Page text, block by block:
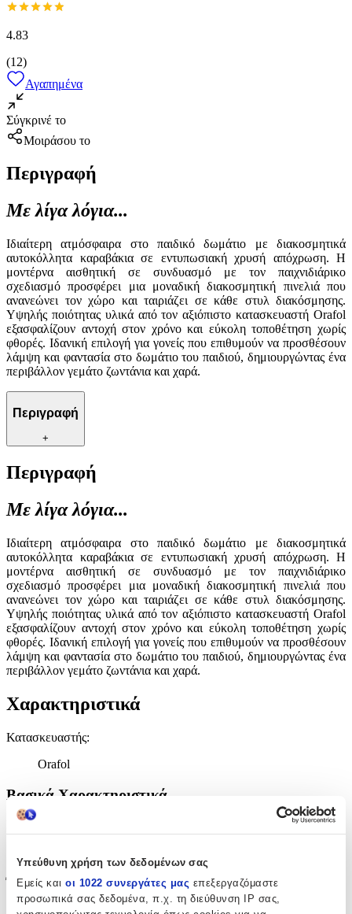
Υπεύθυνη χρήση των δεδομένων σας
Εμείς και οι 1022 συνεργάτες μας επεξεργαζόμαστε
προσωπικά σας δεδομένα, π.χ. τη διεύθυνση IP σας,
4.83
(12)
Αγαπημένα
Σύγκρινέ το
Μοιράσου το
Περιγραφή
Με λίγα λόγια...
Ιδιαίτερη ατμόσφαιρα στο παιδικό δωμάτιο με διακοσμητικά
αυτοκόλλητα καραβάκια σε εντυπωσιακή χρυσή απόχρωση. Η
μοντέρνα αισθητική σε συνδυασμό με τον παιχνιδιάρικο
σχεδιασμό προσφέρει μια μοναδική διακοσμητική πινελιά που
ανανεώνει τον χώρο και ταιριάζει σε κάθε στυλ διακόσμησης.
Υψηλής ποιότητας υλικά από τον αξιόπιστο κατασκευαστή Orafol
εξασφαλίζουν αντοχή στον χρόνο και εύκολη τοποθέτηση χωρίς
φθορές. Ιδανική επιλογή για γονείς που επιθυμούν να προσθέσουν
λάμψη και φαντασία στο δωμάτιο του παιδιού, δημιουργώντας ένα
περιβάλλον γεμάτο ζωντάνια και χαρά.
Περιγραφή
+
Περιγραφή
Με λίγα λόγια...
Ιδιαίτερη ατμόσφαιρα στο παιδικό δωμάτιο με διακοσμητικά
αυτοκόλλητα καραβάκια σε εντυπωσιακή χρυσή απόχρωση. Η
μοντέρνα αισθητική σε συνδυασμό με τον παιχνιδιάρικο
σχεδιασμό προσφέρει μια μοναδική διακοσμητική πινελιά που
ανανεώνει τον χώρο και ταιριάζει σε κάθε στυλ διακόσμησης.
Υψηλής ποιότητας υλικά από τον αξιόπιστο κατασκευαστή Orafol
εξασφαλίζουν αντοχή στον χρόνο και εύκολη τοποθέτηση χωρίς
φθορές. Ιδανική επιλογή για γονείς που επιθυμούν να προσθέσουν
λάμψη και φαντασία στο δωμάτιο του παιδιού, δημιουργώντας ένα
περιβάλλον γεμάτο ζωντάνια και χαρά.
Χαρακτηριστικά
Κατασκευαστής:
Orafol
Βασικά Χαρακτηριστικά
Είδος
Έξτρα Χαρακτηριστικά